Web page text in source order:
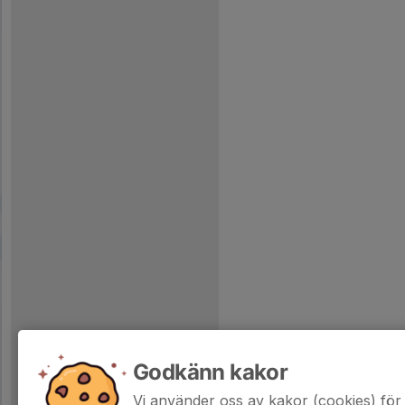
Godkänn kakor
Vi använder oss av kakor (cookies)